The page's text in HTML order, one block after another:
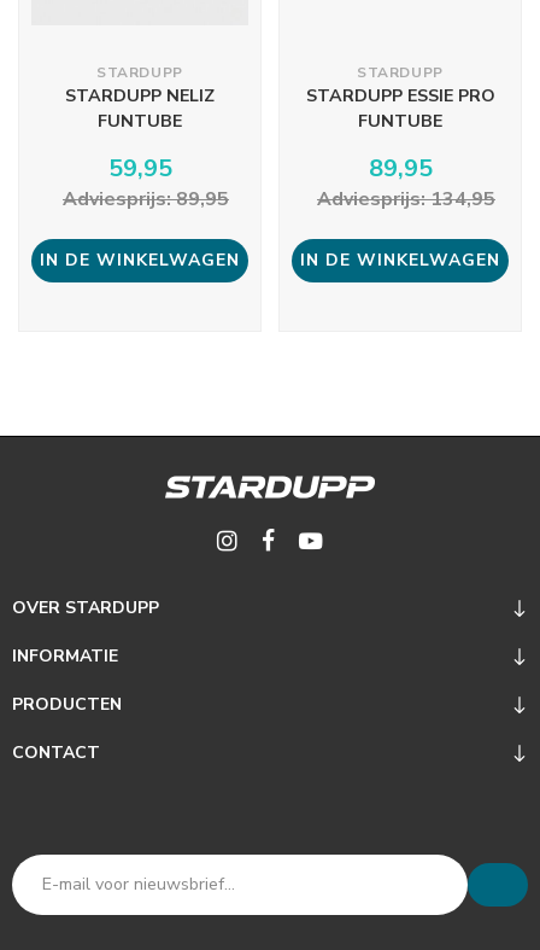
STARDUPP
STARDUPP NELIZ
FUNTUBE
59,95
Adviesprijs: 89,95
IN DE WINKELWAGEN
STARDUPP
STARDUPP ESSIE PRO
FUNTUBE
89,95
Adviesprijs: 134,95
IN DE WINKELWAGEN
OVER STARDUPP
INFORMATIE
PRODUCTEN
CONTACT